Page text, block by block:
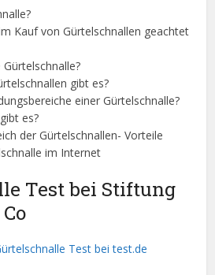
Kauf von Gürtelschnallen geachtet
gibt es?
einer Gürtelschnalle?
es?
der Gürtelschnallen- Vorteile
im Internet
Test bei Stiftung
Test bei test.de